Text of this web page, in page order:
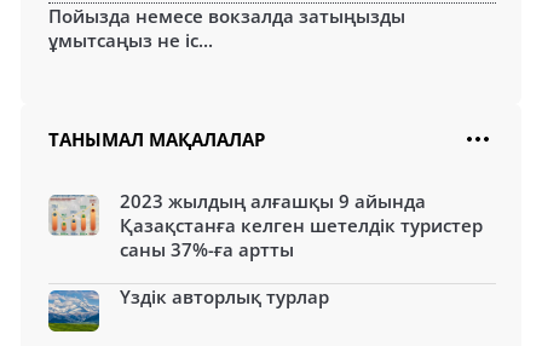
Пойызда немесе вокзалда затыңызды
ұмытсаңыз не іс...
ТАНЫМАЛ МАҚАЛАЛАР
2023 жылдың алғашқы 9 айында
Қазақстанға келген шетелдік туристер
саны 37%-ға артты
Үздік авторлық турлар